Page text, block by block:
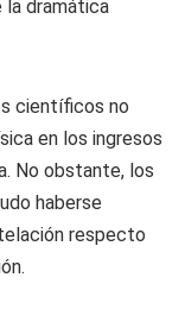
la dramática
científicos no
en los ingresos
No obstante, los
haberse
respecto